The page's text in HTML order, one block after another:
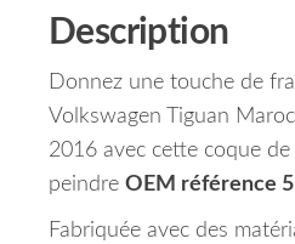
Description
Donnez une touche de
Volkswagen Tiguan
2016 avec cette coque
peindre OEM référence
Fabriquée avec des